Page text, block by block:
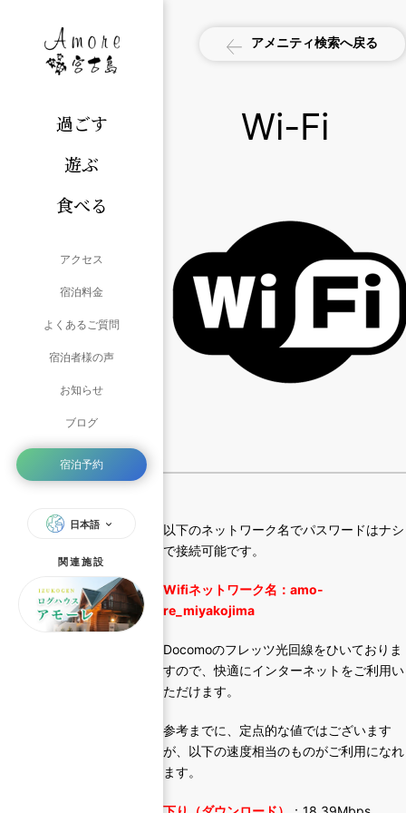
過ごす
遊ぶ
食べる
アクセス
宿泊料金
よくあるご質問
宿泊者様の声
お知らせ
ブログ
宿泊予約
日本語
関連施設
アメニティ検索へ戻る
Wi-Fi
以下のネットワーク名でパスワードはナシ
で接続可能です。
Wifiネットワーク名：amo-
re_miyakojima
Docomoのフレッツ光回線をひいておりま
すので、快適にインターネットをご利用い
ただけます。
参考までに、定点的な値ではございます
が、以下の速度相当のものがご利用になれ
ます。